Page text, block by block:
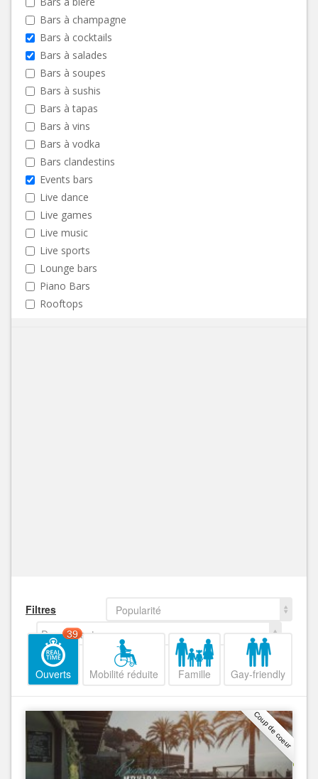
Bars à champagne
Bars à cocktails
Bars à salades
Bars à soupes
Bars à sushis
Bars à tapas
Bars à vins
Bars à vodka
Bars clandestins
Events bars
Live dance
Live games
Live music
Live sports
Lounge bars
Piano Bars
Rooftops
Filtres
Popularité
Decroissant
Ouverts
39
Mobilité réduite Famille Gay-friendly
Coup de coeur